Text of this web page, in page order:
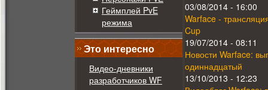
Геймплей PvE
режима
Это интересно
Видео-дневники
разработчиков WF
03/08/2014 - 16:00
Warface -
Cup
19/07/2014 - 08:11
Новости Warface:
одиннадцатый
13/10/2013 - 12:23